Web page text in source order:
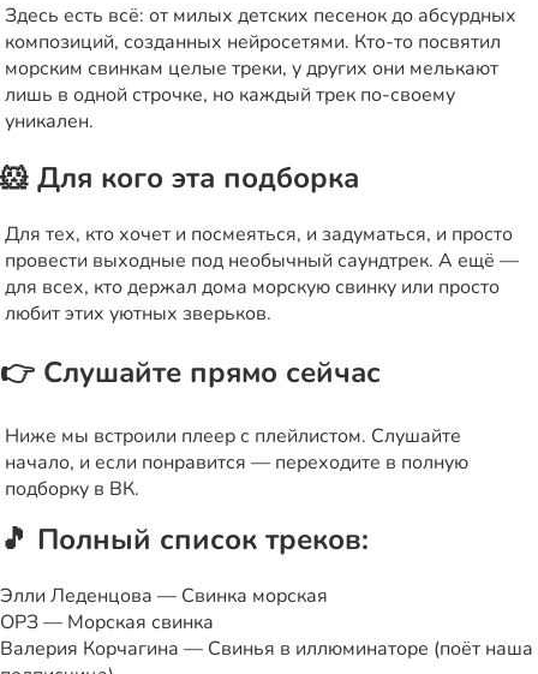
Здесь есть всё: от милых детских песенок до абсурдных
композиций, созданных нейросетями. Кто-то посвятил
морским свинкам целые треки, у других они мелькают
лишь в одной строчке, но каждый трек по-своему
уникален.
🐹 Для кого эта подборка
Для тех, кто хочет и посмеяться, и задуматься, и просто
провести выходные под необычный саундтрек. А ещё —
для всех, кто держал дома морскую свинку или просто
любит этих уютных зверьков.
👉 Слушайте прямо сейчас
Ниже мы встроили плеер с плейлистом. Слушайте
начало, и если понравится — переходите в полную
подборку в ВК.
🎵 Полный список треков:
Элли Леденцова — Свинка морская
ОРЗ — Морская свинка
Валерия Корчагина — Свинья в иллюминаторе (поёт наша